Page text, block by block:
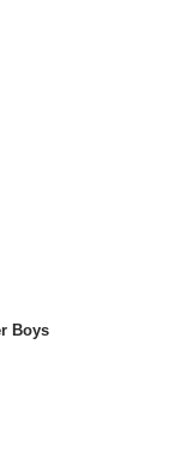
Boys